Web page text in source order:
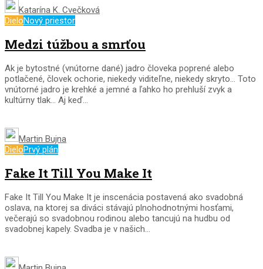
Katarína K. Cvečková
DieloNový priestor
Medzi túžbou a smrťou
Ak je bytostné (vnútorne dané) jadro človeka poprené alebo
potlačené, človek ochorie, niekedy viditeľne, niekedy skryto… Toto
vnútorné jadro je krehké a jemné a ľahko ho prehluší zvyk a
kultúrny tlak… Aj keď...
Martin Bujna
DieloPrvý plán
Fake It Till You Make It
Fake It Till You Make It je inscenácia postavená ako svadobná
oslava, na ktorej sa diváci stávajú plnohodnotnými hosťami,
večerajú so svadobnou rodinou alebo tancujú na hudbu od
svadobnej kapely. Svadba je v našich...